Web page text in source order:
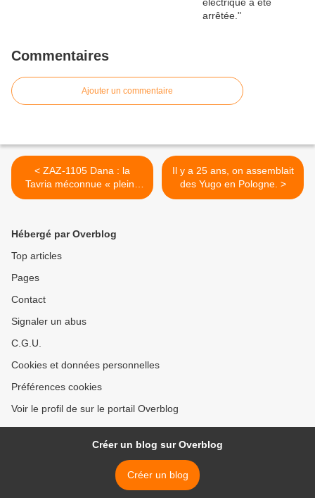
Commentaires
Ajouter un commentaire
< ZAZ-1105 Dana : la
Tavria méconnue « pleine
de portes » !
Il y a 25 ans, on assemblait
des Yugo en Pologne. >
Hébergé par Overblog
Top articles
Pages
Contact
Signaler un abus
C.G.U.
Cookies et données personnelles
Préférences cookies
Voir le profil de sur le portail Overblog
Créer un blog sur Overblog
Créer un blog